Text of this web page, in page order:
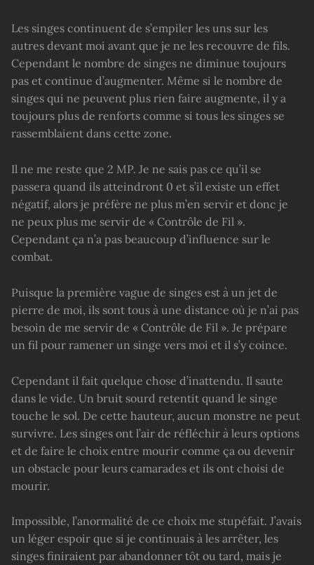
Les singes continuent de s’empiler les uns sur les
autres devant moi avant que je ne les recouvre de fils.
Cependant le nombre de singes ne diminue toujours
pas et continue d’augmenter. Même si le nombre de
singes qui ne peuvent plus rien faire augmente, il y a
toujours plus de renforts comme si tous les singes se
rassemblaient dans cette zone.
Il ne me reste que 2 MP. Je ne sais pas ce qu’il se
passera quand ils atteindront 0 et s’il existe un effet
négatif, alors je préfère ne plus m’en servir et donc je
ne peux plus me servir de « Contrôle de Fil ».
Cependant ça n’a pas beaucoup d’influence sur le
combat.
Puisque la première vague de singes est à un jet de
pierre de moi, ils sont tous à une distance où je n’ai pas
besoin de me servir de « Contrôle de Fil ». Je prépare
un fil pour ramener un singe vers moi et il s’y coince.
Cependant il fait quelque chose d’inattendu. Il saute
dans le vide. Un bruit sourd retentit quand le singe
touche le sol. De cette hauteur, aucun monstre ne peut
survivre. Les singes ont l’air de réfléchir à leurs options
et de faire le choix entre mourir comme ça ou devenir
un obstacle pour leurs camarades et ils ont choisi de
mourir.
Impossible, l’anormalité de ce choix me stupéfait. J’avais
un léger espoir que si je continuais à les arrêter, les
singes finiraient par abandonner tôt ou tard, mais je